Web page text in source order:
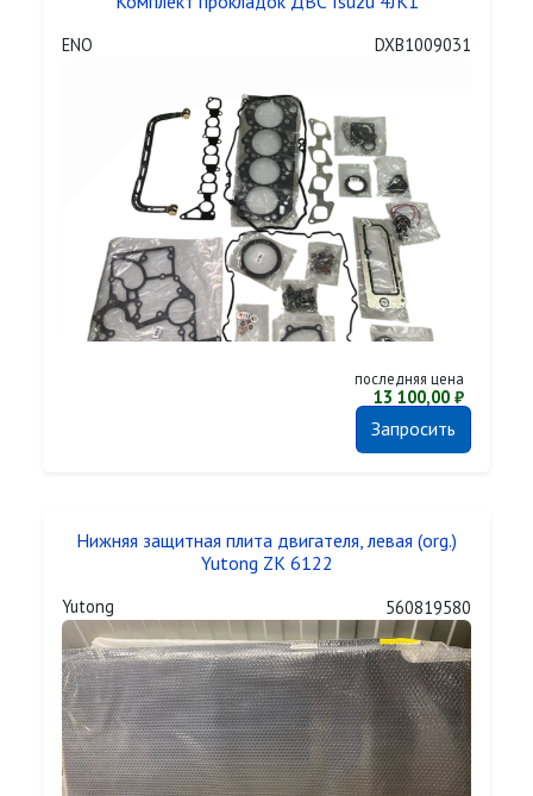
ENO DXB1009031
последняя цена
13 100,00 ₽
Запросить
Нижняя защитная плита двигателя, левая (org.)
Yutong ZK 6122
Yutong 560819580